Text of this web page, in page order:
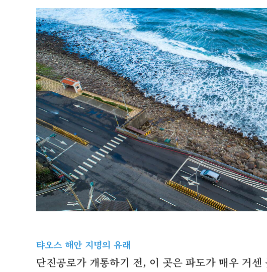
탸오스 해안 지명의 유래
단진공로가 개통하기 전, 이 곳은 파도가 매우 거